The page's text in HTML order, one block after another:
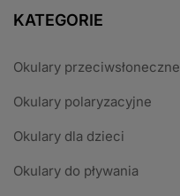
KATEGORIE
Okulary przeciwsłoneczne
Okulary polaryzacyjne
Okulary dla dzieci
Okulary do pływania